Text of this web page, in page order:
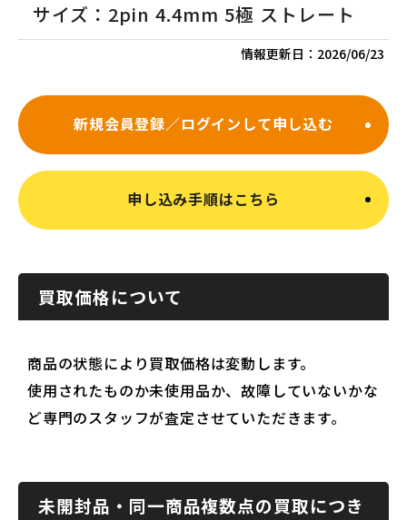
サイズ：2pin 4.4mm 5極 ストレート
情報更新日： 2026/06/23
新規会員登録／ログインして申し込む
申し込み手順はこちら
買取価格について
商品の状態により買取価格は変動します。
使用されたものか未使用品か、故障していないかな
ど専門のスタッフが査定させていただきます。
未開封品・同一商品複数点の買取につき